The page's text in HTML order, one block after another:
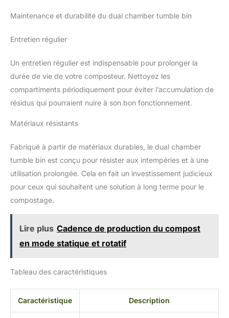
Maintenance et durabilité du dual chamber tumble bin
Entretien régulier
Un entretien régulier est indispensable pour prolonger la
durée de vie de votre composteur. Nettoyez les
compartiments périodiquement pour éviter l’accumulation de
résidus qui pourraient nuire à son bon fonctionnement.
Matériaux résistants
Fabriqué à partir de matériaux durables, le dual chamber
tumble bin est conçu pour résister aux intempéries et à une
utilisation prolongée. Cela en fait un investissement judicieux
pour ceux qui souhaitent une solution à long terme pour le
compostage.
Lire plus Cadence de production du compost
en mode statique et rotatif
Tableau des caractéristiques
Caractéristique Description